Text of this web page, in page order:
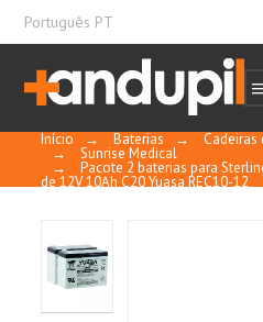
Português PT
Início → Baterias →
→ Sunrise Medical
→ Pacote 2 baterias para
de 12V 10Ah C20 Yuasa REC10-12
Bateria VRLA
Duplica a vida cíclica